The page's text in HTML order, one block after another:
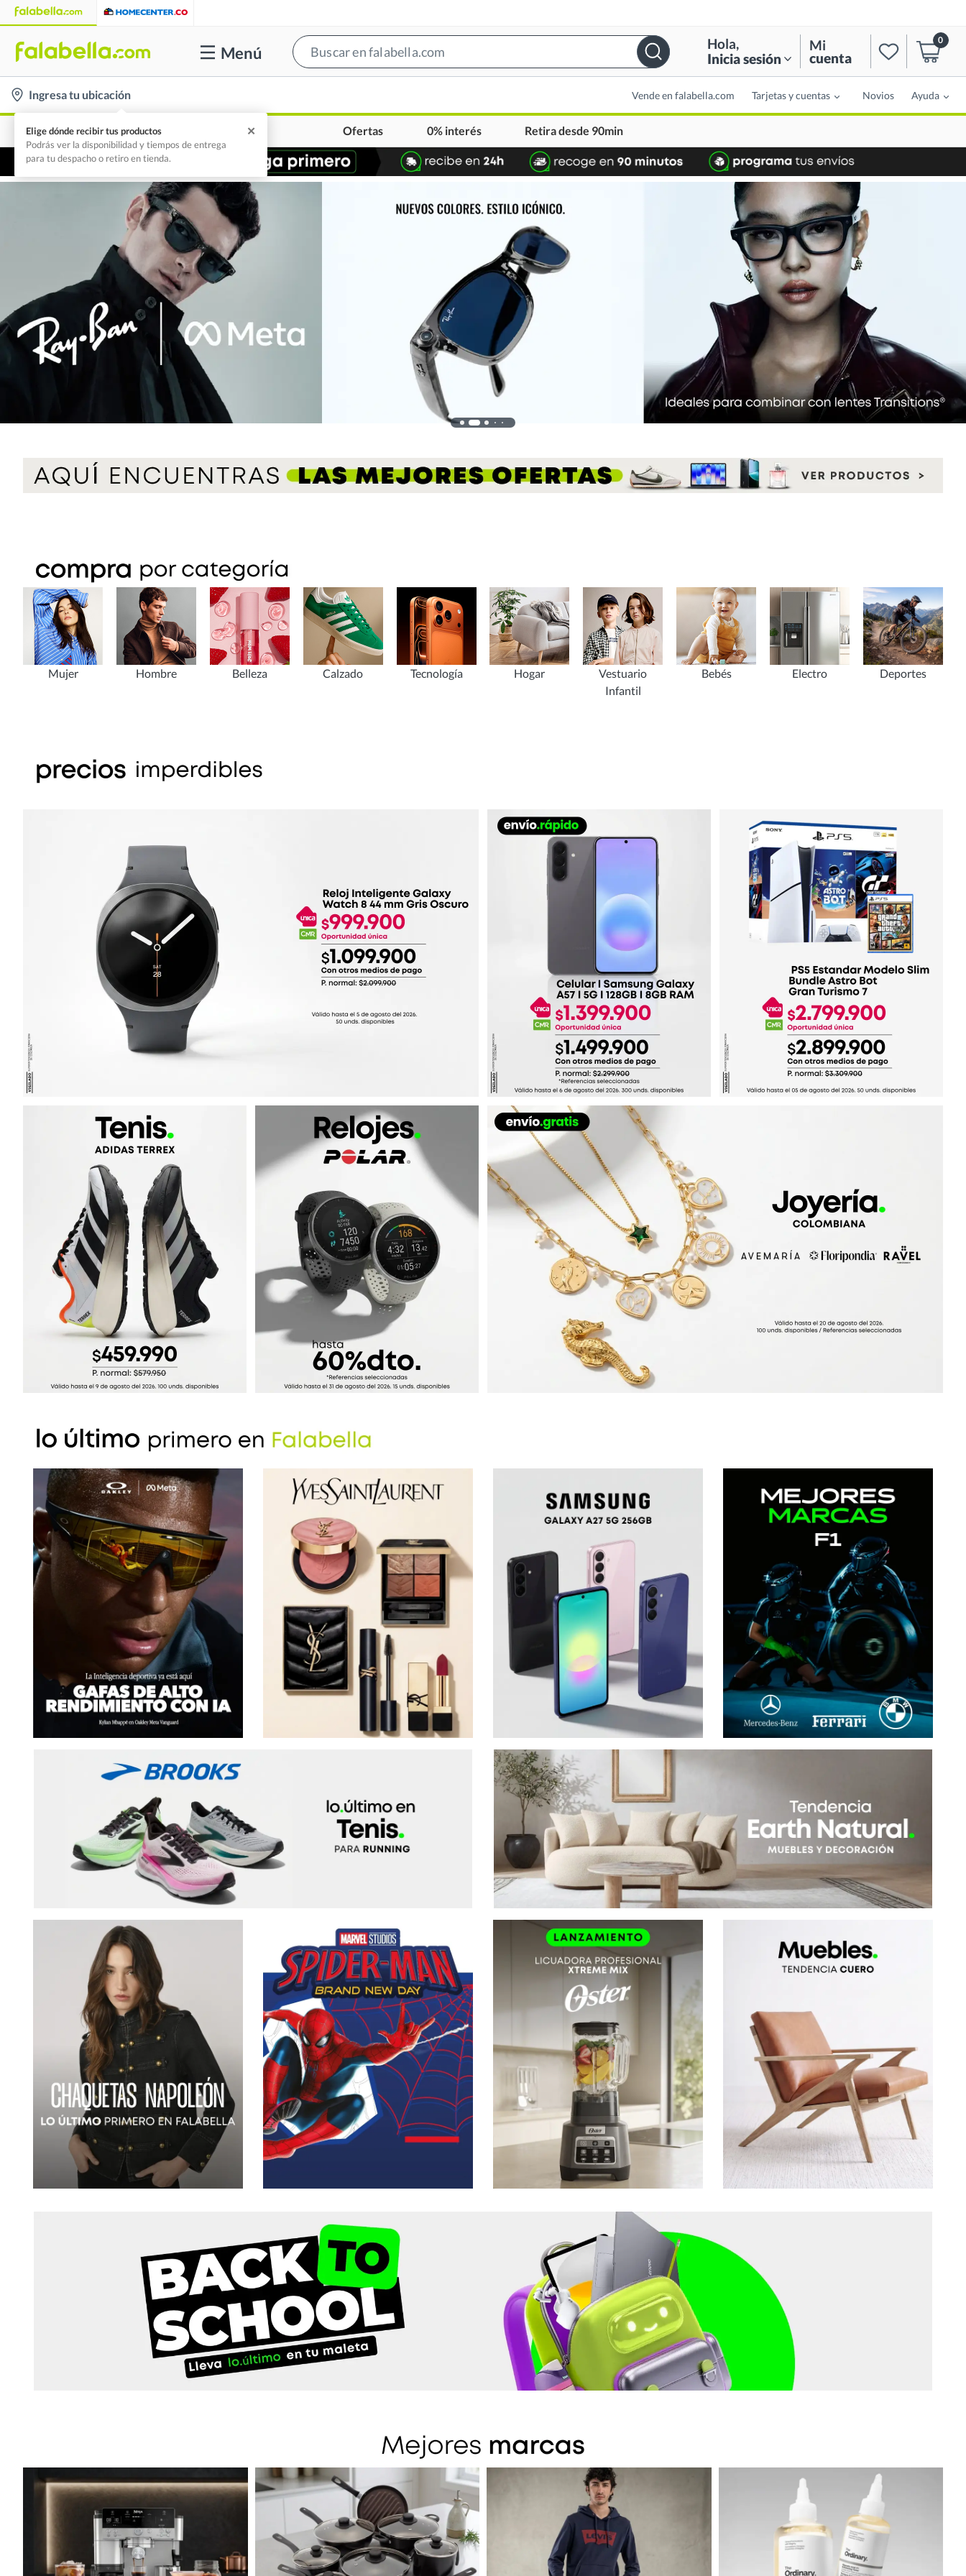
Menú
Bar
Hola,
Inicia sesión
Mi
cuenta
0
location-
icon
Ingresa tu ubicación
Elige dónde recibir tus productos
Podrás ver la disponibilidad y tiempos de entrega
para tu despacho o retiro en tienda.
✕
Vende en falabella.com Tarjetas y cuentas Novios Ayuda
Ofertas 0% interés Retira desde 90min
Mujer Hombre Belleza Calzado Tecnología Hogar
Vestuario
Infantil
Bebés Electro Deportes